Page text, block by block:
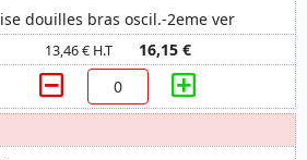
douilles bras oscil.-2eme ver
13,46 € H.T 16,15 €